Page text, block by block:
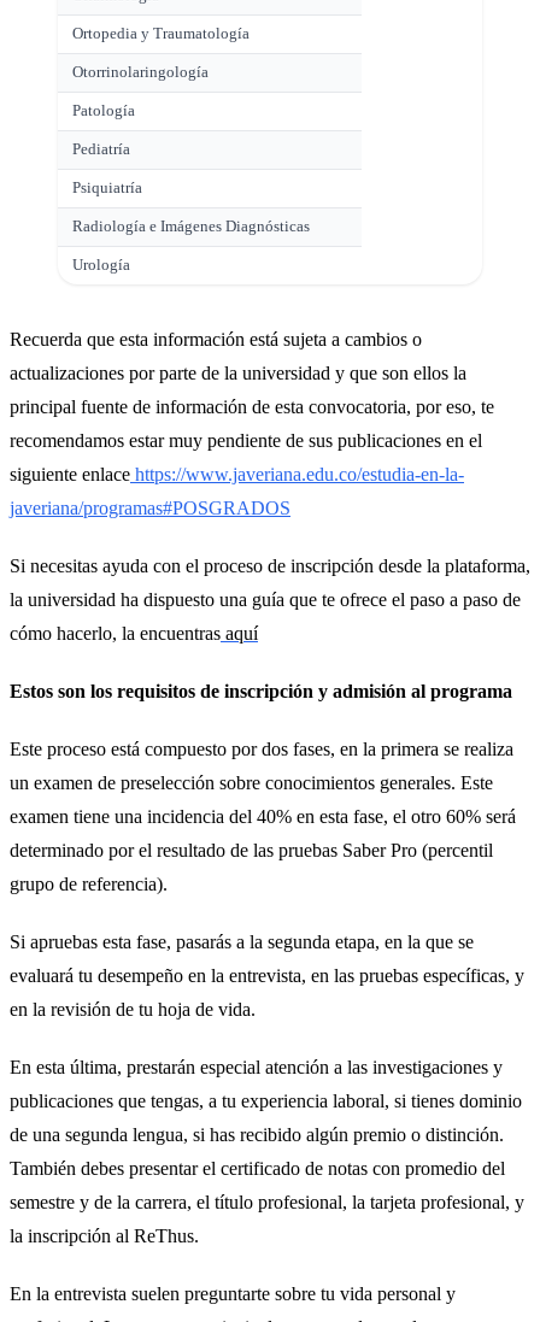
Ortopedia y Traumatología
Otorrinolaringología
Patología
Pediatría
Psiquiatría
Radiología e Imágenes Diagnósticas
Urología
Recuerda que esta información está sujeta a cambios o
actualizaciones por parte de la universidad y que son ellos la
principal fuente de información de esta convocatoria, por eso, te
recomendamos estar muy pendiente de sus publicaciones en el
siguiente enlace https://www.javeriana.edu.co/estudia-en-la-
javeriana/programas#POSGRADOS
Si necesitas ayuda con el proceso de inscripción desde la plataforma,
la universidad ha dispuesto una guía que te ofrece el paso a paso de
cómo hacerlo, la encuentras aquí
Estos son los requisitos de inscripción y admisión al programa
Este proceso está compuesto por dos fases, en la primera se realiza
un examen de preselección sobre conocimientos generales. Este
examen tiene una incidencia del 40% en esta fase, el otro 60% será
determinado por el resultado de las pruebas Saber Pro (percentil
grupo de referencia).
Si apruebas esta fase, pasarás a la segunda etapa, en la que se
evaluará tu desempeño en la entrevista, en las pruebas específicas, y
en la revisión de tu hoja de vida.
En esta última, prestarán especial atención a las investigaciones y
publicaciones que tengas, a tu experiencia laboral, si tienes dominio
de una segunda lengua, si has recibido algún premio o distinción.
También debes presentar el certificado de notas con promedio del
semestre y de la carrera, el título profesional, la tarjeta profesional, y
la inscripción al ReThus.
En la entrevista suelen preguntarte sobre tu vida personal y